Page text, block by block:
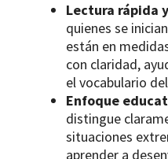
Lectura rápida
quienes se
están en
con claridad,
el vocabulario
Enfoque
distingue
situaciones
aprender a